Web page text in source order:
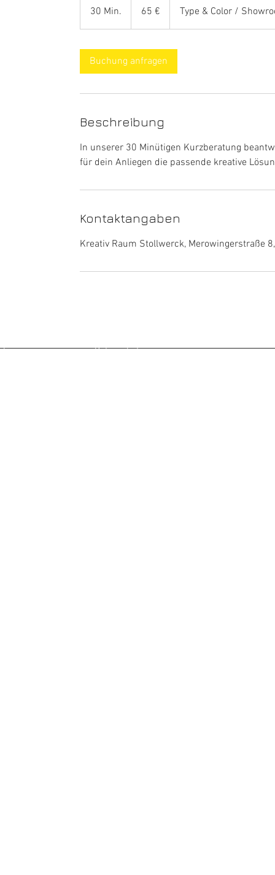
30 Min.
0
n
65 € Type & Color /
Buchung anfragen
Beschreibung
In unserer 30 Minütigen Kurzberatung
für dein Anliegen die passende kreative
Kontaktangaben
Kreativ Raum Stollwerck, Merowingerstraße
Datenschutz
Impressum